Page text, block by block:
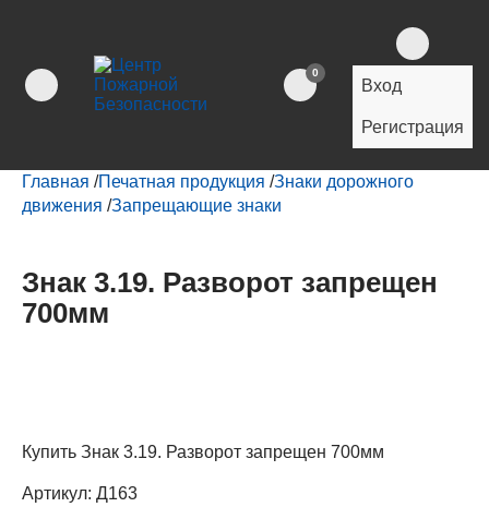
0
Вход
Регистрация
Главная /Печатная продукция /Знаки дорожного
движения /Запрещающие знаки
Знак 3.19. Разворот запрещен
700мм
Купить Знак 3.19. Разворот запрещен 700мм
Артикул: Д163